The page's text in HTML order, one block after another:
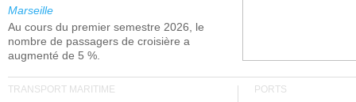
Marseille
Au cours du premier semestre 2026, le
nombre de passagers de croisière a
augmenté de 5 %.
TRANSPORT MARITIME PORTS